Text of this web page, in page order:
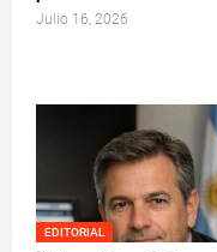
Julio 16, 2026
EDITORIAL